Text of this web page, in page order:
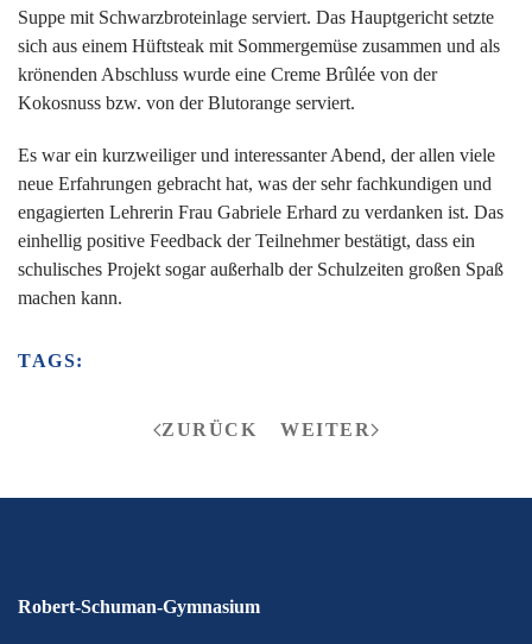
Suppe mit Schwarzbroteinlage serviert. Das Hauptgericht setzte
sich aus einem Hüftsteak mit Sommergemüse zusammen und als
krönenden Abschluss wurde eine Creme Brûlée von der
Kokosnuss bzw. von der Blutorange serviert.
Es war ein kurzweiliger und interessanter Abend, der allen viele
neue Erfahrungen gebracht hat, was der sehr fachkundigen und
engagierten Lehrerin Frau Gabriele Erhard zu verdanken ist. Das
einhellig positive Feedback der Teilnehmer bestätigt, dass ein
schulisches Projekt sogar außerhalb der Schulzeiten großen Spaß
machen kann.
TAGS:
ZURÜCK WEITER
Robert-Schuman-Gymnasium